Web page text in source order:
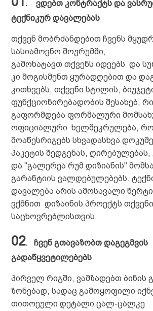
.
ვდებთ კონტრაქტს და
ტექნიკურ დავალებას
თქვენ მობრძანდებით ჩვენს
სასიამოვნო შოურუმში,
გამოხატავთ თქვენს იდეებს და
კი მოგისმენთ ყურადღებით და
კითხვებს, თქვენი სტილის,
ფუნქციონირებადობის შესახებ,
გაფორმდება ფორმალური
ოფიციალური ხელშეკრულება,
მოაწესრიგებს სხვადასხვა
პაკეტის შედგენას, ღირებულებას,
და "გალერეა რუმ დიზიანის"
გარანტიის ვალდებულებებს.
დავალება არის ამოსავალი
ვქმნით დიზაინის პროექტს თქვენი
საცხოვრებლისთვის.
02.ჩვენ გთავაზობთ დაგეგმვის
გადაწყვეტილებებს
პირველ რიგში, ვამზადებთ ბინის
ზონებად, სადაც გამოყოფილი
თითოეული დეტალი ცალ-ცალკე